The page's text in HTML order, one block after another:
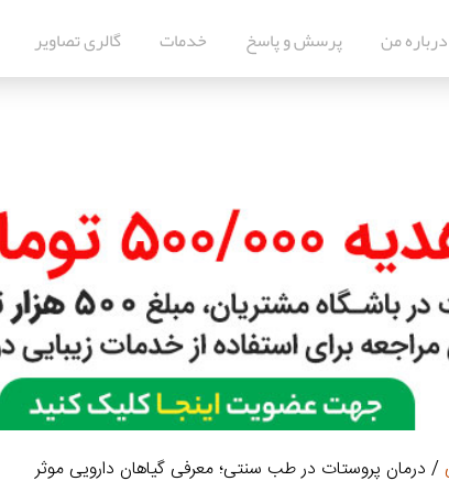
درباره من پرسش و پاسخ خدمات گالری تصاویر
/ درمان پروستات در طب سنتی؛ معرفی گیاهان دارویی موثر